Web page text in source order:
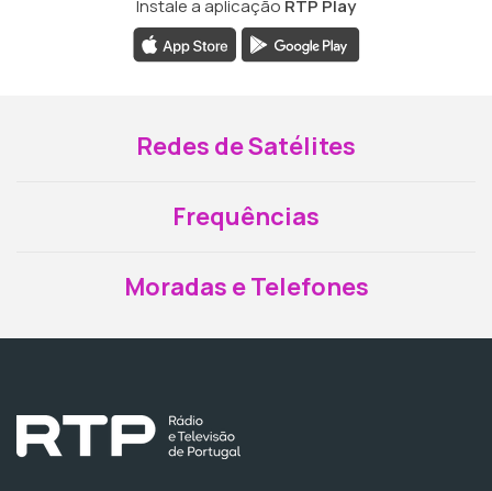
Instale a aplicação RTP Play
Redes de Satélites
Frequências
Moradas e Telefones